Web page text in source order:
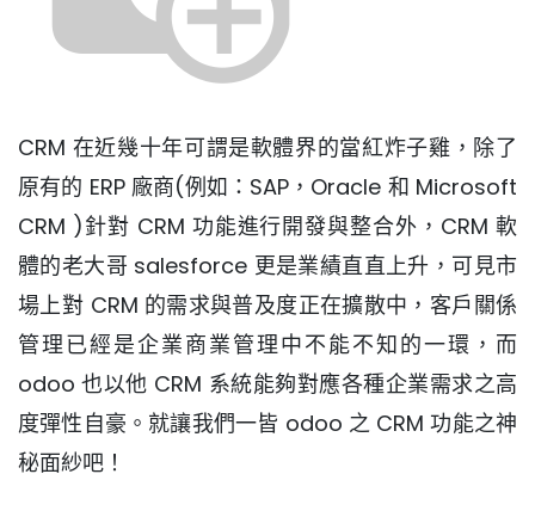
CRM 在近幾十年可謂是軟體界的當紅炸子雞，除了
原有的 ERP 廠商(例如：SAP，Oracle 和 Microsoft
CRM )針對 CRM 功能進行開發與整合外，CRM 軟
體的老大哥 salesforce 更是業績直直上升，可見市
場上對 CRM 的需求與普及度正在擴散中，客戶關係
管理已經是企業商業管理中不能不知的一環，而
odoo 也以他 CRM 系統能夠對應各種企業需求之高
度彈性自豪。就讓我們一皆 odoo 之 CRM 功能之神
秘面紗吧！